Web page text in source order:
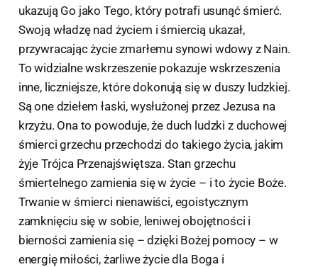
ukazują Go jako Tego, który potrafi usunąć śmierć.
Swoją władzę nad życiem i śmiercią ukazał,
przywracając życie zmarłemu synowi wdowy z Nain.
To widzialne wskrzeszenie pokazuje wskrzeszenia
inne, liczniejsze, które dokonują się w duszy ludzkiej.
Są one dziełem łaski, wysłużonej przez Jezusa na
krzyżu. Ona to powoduje, że duch ludzki z duchowej
śmierci grzechu przechodzi do takiego życia, jakim
żyje Trójca Przenajświętsza. Stan grzechu
śmiertelnego zamienia się w życie – i to życie Boże.
Trwanie w śmierci nienawiści, egoistycznym
zamknięciu się w sobie, leniwej obojętności i
bierności zamienia się – dzięki Bożej pomocy – w
energię miłości, żarliwe życie dla Boga i